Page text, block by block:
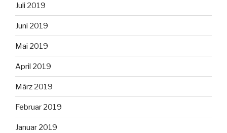
Juli 2019
Juni 2019
Mai 2019
April 2019
März 2019
Februar 2019
Januar 2019